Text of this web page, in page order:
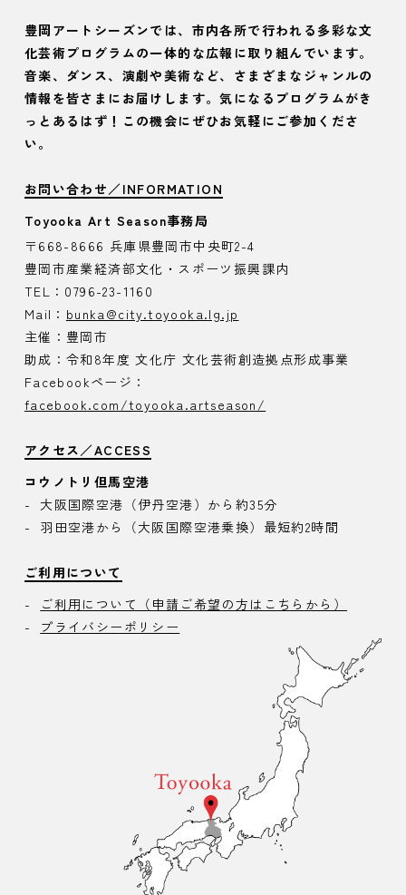
豊岡アートシーズンでは、市内各所で行われる多彩な文
化芸術プログラムの一体的な広報に取り組んでいます。
音楽、ダンス、演劇や美術など、さまざまなジャンルの
情報を皆さまにお届けします。気になるプログラムがき
っとあるはず！この機会にぜひお気軽にご参加くださ
い。
お問い合わせ／INFORMATION
Toyooka Art Season事務局
〒668-8666 兵庫県豊岡市中央町2-4
豊岡市産業経済部文化・スポーツ振興課内
TEL：0796-23-1160
Mail： bunka@city.toyooka.lg.jp
主催：豊岡市
助成：令和8年度 文化庁 文化芸術創造拠点形成事業
Facebookページ：
facebook.com/toyooka.artseason/
アクセス／ACCESS
コウノトリ但馬空港
大阪国際空港（伊丹空港）から約35分
羽田空港から（大阪国際空港乗換）最短約2時間
ご利用について
ご利用について（申請ご希望の方はこちらから）
プライバシーポリシー